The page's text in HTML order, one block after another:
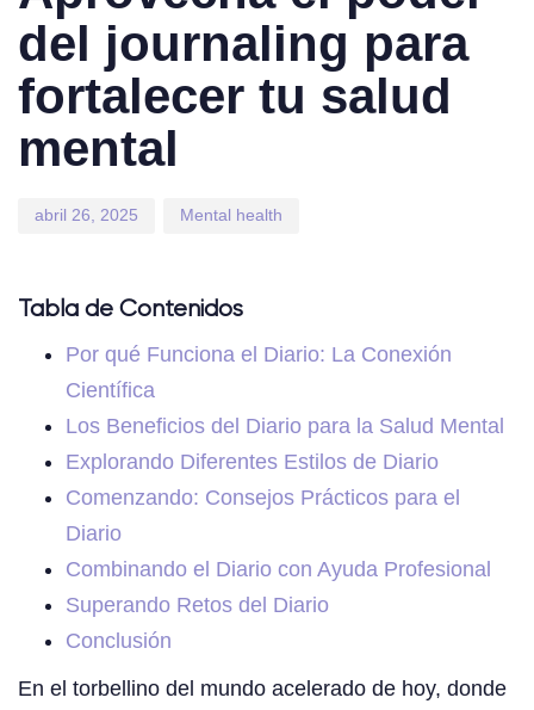
del journaling para
fortalecer tu salud
mental
abril 26, 2025 Mental health
Tabla de Contenidos
Por qué Funciona el Diario: La Conexión
Científica
Los Beneficios del Diario para la Salud Mental
Explorando Diferentes Estilos de Diario
Comenzando: Consejos Prácticos para el
Diario
Combinando el Diario con Ayuda Profesional
Superando Retos del Diario
Conclusión
En el torbellino del mundo acelerado de hoy, donde